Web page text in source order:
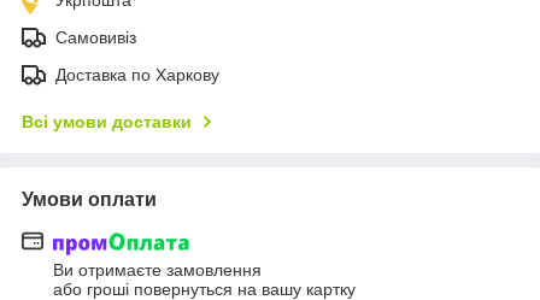
Самовивіз
Доставка по Харкову
Всі умови доставки
Умови оплати
Ви отримаєте замовлення
або гроші повернуться на вашу картку